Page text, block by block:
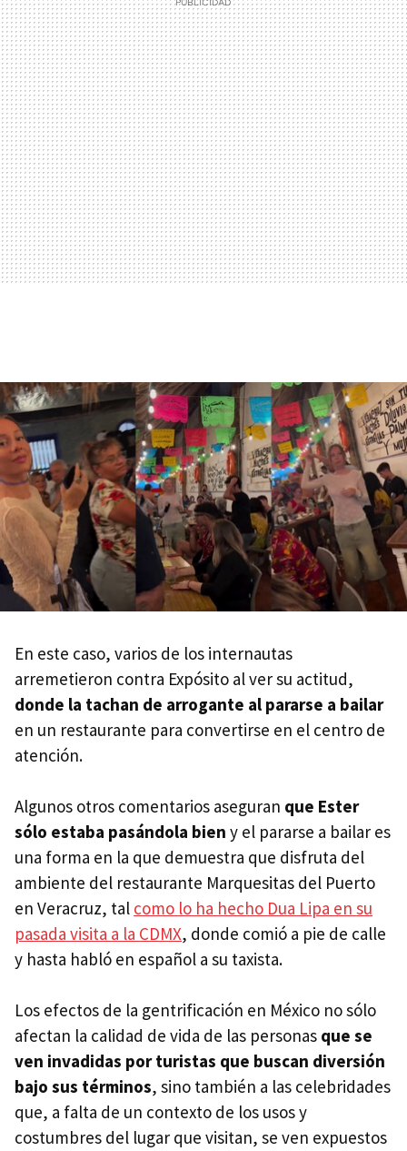
En este caso, varios de los internautas
arremetieron contra Expósito al ver su actitud,
donde la tachan de arrogante al pararse a bailar
en un restaurante para convertirse en el centro de
atención.
Algunos otros comentarios aseguran que Ester
sólo estaba pasándola bien y el pararse a bailar es
una forma en la que demuestra que disfruta del
ambiente del restaurante Marquesitas del Puerto
en Veracruz, tal como lo ha hecho Dua Lipa en su
pasada visita a la CDMX, donde comió a pie de calle
y hasta habló en español a su taxista.
Los efectos de la gentrificación en México no sólo
afectan la calidad de vida de las personas que se
ven invadidas por turistas que buscan diversión
bajo sus términos, sino también a las celebridades
que, a falta de un contexto de los usos y
costumbres del lugar que visitan, se ven expuestos